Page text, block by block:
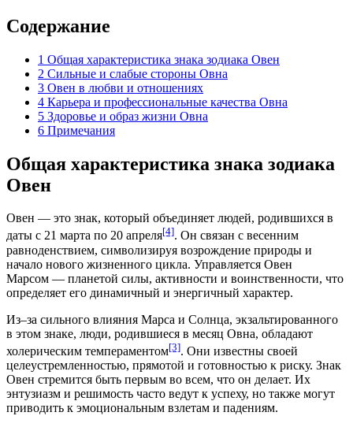
Содержание
1 Общая характеристика знака зодиака Овен
2 Сильные и слабые стороны Овна
3 Овен в любви и отношениях
4 Карьера и профессиональные качества Овна
5 Здоровье и образ жизни Овна
6 Примечания
Общая характеристика знака зодиака
Овен
Овен — это знак, который объединяет людей, родившихся в
даты с 21 марта по 20 апреля[4]. Он связан с весенним
равноденствием, символизируя возрождение природы и
начало нового жизненного цикла. Управляется Овен
Марсом — планетой силы, активности и воинственности, что
определяет его динамичный и энергичный характер.
Из‒за сильного влияния Марса и Солнца, экзальтированного
в этом знаке, люди, родившиеся в месяц Овна, обладают
холерическим темпераментом[3]. Они известны своей
целеустремленностью, прямотой и готовностью к риску. Знак
Овен стремится быть первым во всем, что он делает. Их
энтузиазм и решимость часто ведут к успеху, но также могут
приводить к эмоциональным взлетам и падениям.